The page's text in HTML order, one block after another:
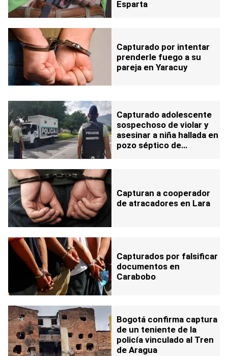
Esparta
Capturado por intentar
prenderle fuego a su
pareja en Yaracuy
Capturado adolescente
sospechoso de violar y
asesinar a niña hallada en
pozo séptico de
Capturan a cooperador
de atracadores en Lara
Capturados por falsificar
documentos en
Carabobo
Bogotá confirma captura
de un teniente de la
policía vinculado al Tren
de Aragua